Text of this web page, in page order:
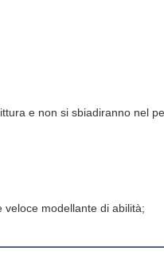
e non si sbiadiranno nel
modellante di abilità;